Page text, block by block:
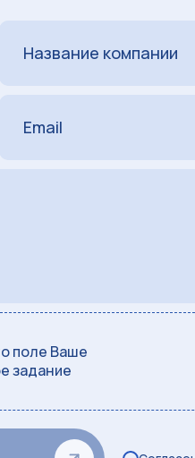
поле Ваше
задание